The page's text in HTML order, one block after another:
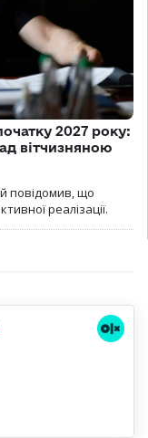
2027 року:
вітчизняною
повідомив, що
реалізації.